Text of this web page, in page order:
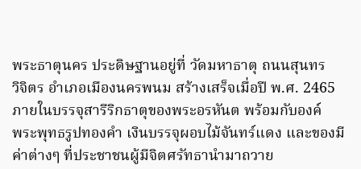
พระธาตุนคร ประดิษฐานอยู่ที่ วัดมหาธาตุ ถนนสุนทร
วิจิตร อำเภอเมืองนครพนม สร้างเสร็จเมื่อปี พ.ศ. 2465
ภายในบรรจุสารีริกธาตุของพระอรหันต พร้อมกับองค์
พระพุทธรูปทองคำ เงินบรรจุผอบไม้จันทร์แดง และของมี
ค่าต่างๆ ที่ประชาชนผู้มีจิตศรัทธานำมาถวาย